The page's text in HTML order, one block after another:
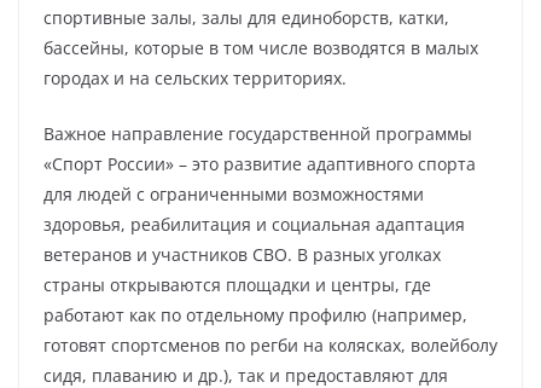
спортивные залы, залы для единоборств, катки,
бассейны, которые в том числе возводятся в малых
городах и на сельских территориях.
Важное направление государственной программы
«Спорт России» – это развитие адаптивного спорта
для людей с ограниченными возможностями
здоровья, реабилитация и социальная адаптация
ветеранов и участников СВО. В разных уголках
страны открываются площадки и центры, где
работают как по отдельному профилю (например,
готовят спортсменов по регби на колясках, волейболу
сидя, плаванию и др.), так и предоставляют для